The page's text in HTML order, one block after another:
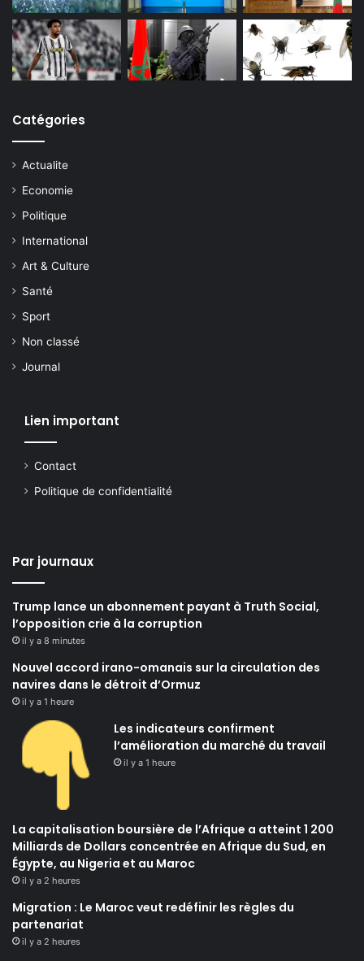
Catégories
Actualite
Economie
Politique
International
Art & Culture
Santé
Sport
Non classé
Journal
Lien important
Contact
Politique de confidentialité
Par journaux
Trump lance un abonnement payant à Truth Social,
l’opposition crie à la corruption
il y a 8 minutes
Nouvel accord irano-omanais sur la circulation des
navires dans le détroit d’Ormuz
il y a 1 heure
Les indicateurs confirment
l’amélioration du marché du travail
il y a 1 heure
La capitalisation boursière de l’Afrique a atteint 1 200
Milliards de Dollars concentrée en Afrique du Sud, en
Égypte, au Nigeria et au Maroc
il y a 2 heures
Migration : Le Maroc veut redéfinir les règles du
partenariat
il y a 2 heures